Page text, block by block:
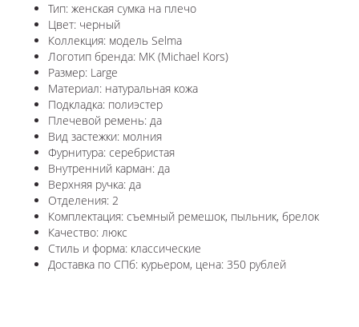
Тип: женская сумка на плечо
Цвет: черный
Коллекция: модель Selma
Логотип бренда: MK (Michael Kors)
Размер: Large
Материал: натуральная кожа
Подкладка: полиэстер
Плечевой ремень: да
Вид застежки: молния
Фурнитура: серебристая
Внутренний карман: да
Верхняя ручка: да
Отделения: 2
Комплектация: съемный ремешок, пыльник, брелок
Качество: люкс
Стиль и форма: классические
Доставка по СПб: курьером, цена: 350 рублей